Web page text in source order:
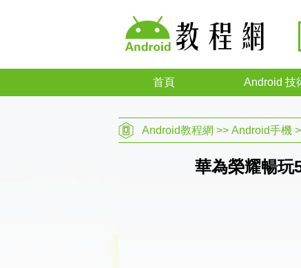
首頁 Android 技
Android教程網 >> Android手機
華為榮耀暢玩